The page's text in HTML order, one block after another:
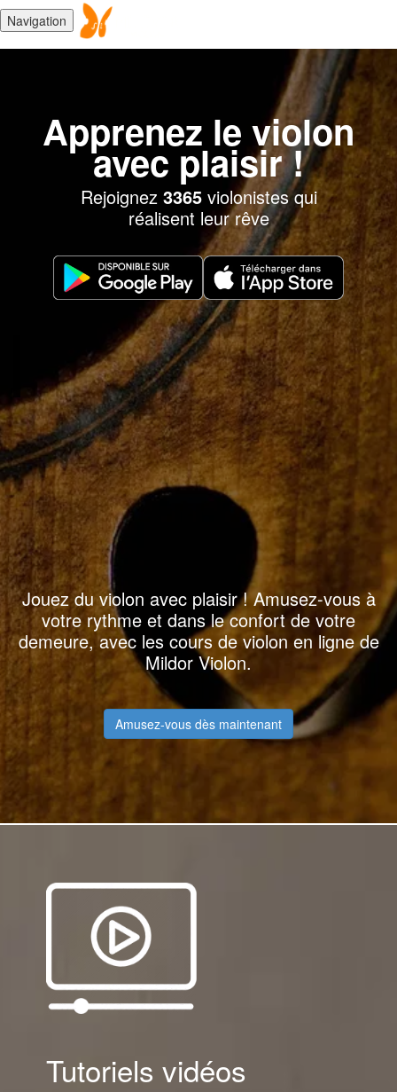
Navigation
Apprenez le violon
avec plaisir !
Rejoignez 3365violonistes qui
réalisent leur rêve
Jouez du violon avec plaisir ! Amusez-vous à
votre rythme et dans le confort de votre
demeure, avec les cours de violon en ligne de
Mildor Violon.
Amusez-vous dès maintenant
Tutoriels vidéos